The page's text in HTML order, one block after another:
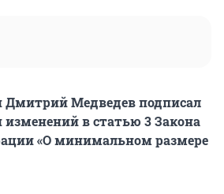
Дмитрий Медведев подписал
изменений в статью 3 Закона
«О минимальном размере